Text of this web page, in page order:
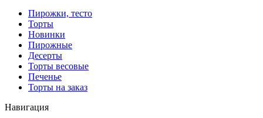
Пирожки, тесто
Торты
Новинки
Пирожные
Десерты
Торты весовые
Печенье
Торты на заказ
Навигация